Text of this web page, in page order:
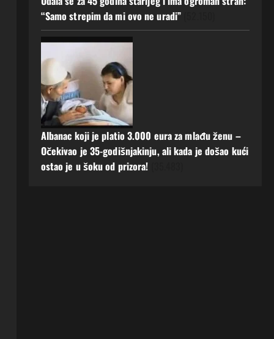
“Samo strepim da mi ovo ne uradi”
Albanac koji je platio 3.000 eura za mlađu ženu –
Očekivao je 35-godišnjakinju, ali kada je došao kući
ostao je u šoku od prizora!